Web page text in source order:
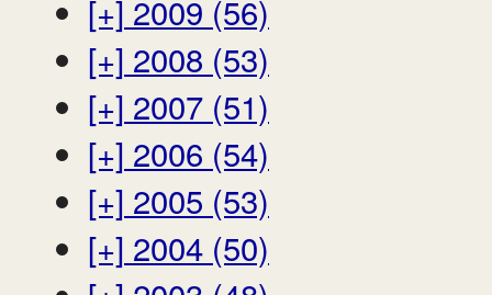
[+] 2009 (56)
[+] 2008 (53)
[+] 2007 (51)
[+] 2006 (54)
[+] 2005 (53)
[+] 2004 (50)